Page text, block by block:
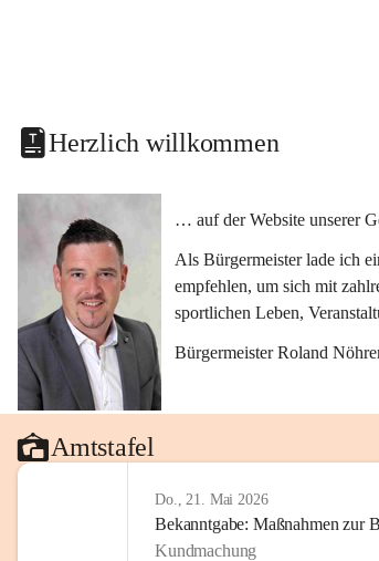
Herzlich willkommen
… auf der Website unserer
Als Bürgermeister lade ich
empfehlen, um sich mit
sportlichen Leben,
Bürgermeister Roland
Amtstafel
Do., 21. Mai 2026
Bekanntgabe: Maßnahmen zur
Kundmachung